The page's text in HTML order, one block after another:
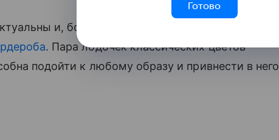
и, более того, считаются одним из
. Пара лодочек классических цветов
подойти к любому образу и привнести в него
Готово